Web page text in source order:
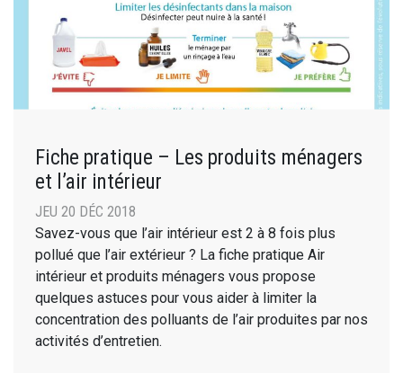
Fiche pratique – Les produits ménagers
et l’air intérieur
JEU 20 DÉC 2018
Savez-vous que l’air intérieur est 2 à 8 fois plus
pollué que l’air extérieur ? La fiche pratique Air
intérieur et produits ménagers vous propose
quelques astuces pour vous aider à limiter la
concentration des polluants de l’air produites par nos
activités d’entretien.